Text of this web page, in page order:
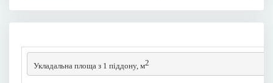
Укладальна площа з 1 піддону, м2